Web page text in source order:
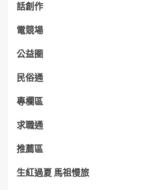
話創作
電競場
公益圈
民俗通
專欄區
求職通
推薦區
生紅過夏 馬祖慢旅